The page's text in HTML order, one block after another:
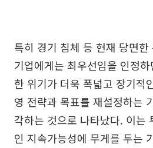
특히 경기 침체 등 현재 당면
기업에게는 최우선임을 인정
한 위기가 더욱 폭넓고 장기적
영 전략과 목표를 재설정하는
각하는 것으로 나타났다. 이는
인 지속가능성에 무게를 두는